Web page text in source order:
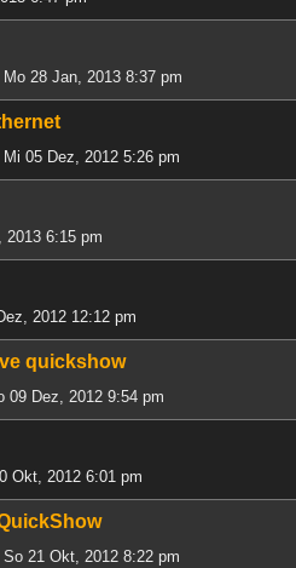
Mo 28 Jan, 2013 8:37 pm
Mi 05 Dez, 2012 5:26 pm
2013 6:15 pm
2012 12:12 pm
quickshow
09 Dez, 2012 9:54 pm
Okt, 2012 6:01 pm
So 21 Okt, 2012 8:22 pm